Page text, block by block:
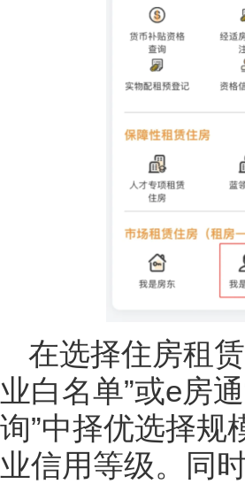
在选择住房租
业白名单”或e房
询”中择优选择规
业信用等级。同